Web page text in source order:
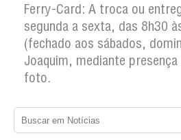
Ferry-Card: A troca ou
segunda a sexta, das 8h30
(fechado aos sábados,
Joaquim, mediante
foto.